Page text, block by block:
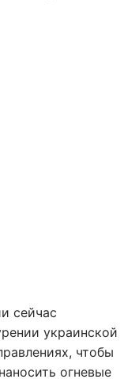
сейчас
украинской
чтобы
огневые